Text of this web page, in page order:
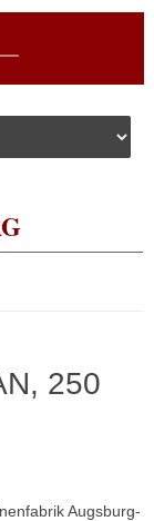
250
Augsburg-